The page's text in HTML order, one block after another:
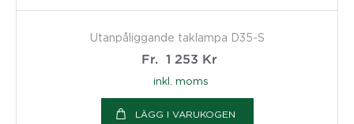
Utanpåliggande taklampa D35-S
Fr.
1 253 Kr
inkl. moms
LÄGG I VARUKOGEN